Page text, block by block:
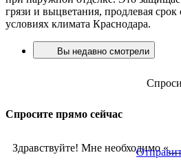
грязи и выцветания, продлевая
условиях климата Краснодара.
Вы недавно смотрели
Спросите прямо сейчас
Здравствуйте! Мне необходимо «